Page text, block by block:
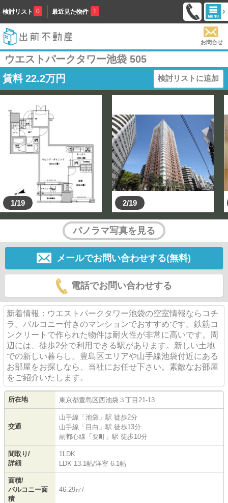
検討リスト 0 最近見た物件 1
お問合せ
ウエストパークタワー池袋 505
賃料 22.2万円 検討リストに追加
1/19 2/19
パノラマ写真を見る
メールでお問い合わせする(無料)
電話でお問い合わせする
新着情報：ウエストパークタワー池袋の空室情報ならコチ
ラ。バルコニー付きのマンションでおすすめです。鉄筋コ
ンクリートで作られた物件は耐火性が非常に高いです。周
辺には、徒歩2分で利用できる駅があります。新しい土地
での新しい暮らし。豊島区エリアや山手線池袋付近にある
お部屋をお探しなら、当社にお任せ下さい。素敵なお部屋
をご紹介いたします。
所在地 東京都豊島区西池袋 ３丁目21-13
交通
山手線 「 池袋 」駅 徒歩2分
山手線 「 目白 」駅 徒歩13分
副都心線 「 要町 」駅 徒歩10分
間取り/
詳細
1LDK
LDK 13.1帖/洋室 6.1帖
面積/
バルコニー面
積
46.29㎡/-